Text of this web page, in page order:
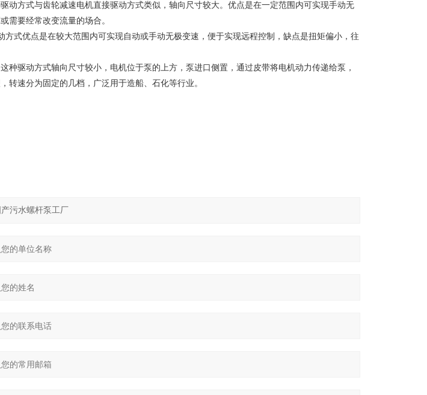
动方式与齿轮减速电机直接驱动方式类似，轴向尺寸较大。优点是在一定范围内可实现手动无
需要经常改变流量的场合。
方式优点是在较大范围内可实现自动或手动无极变速，便于实现远程控制，缺点是扭矩偏小，往
种驱动方式轴向尺寸较小，电机位于泵的上方，泵进口侧置，通过皮带将电机动力传递给泵，
转速分为固定的几档， 广泛用于造船、石化等行业。